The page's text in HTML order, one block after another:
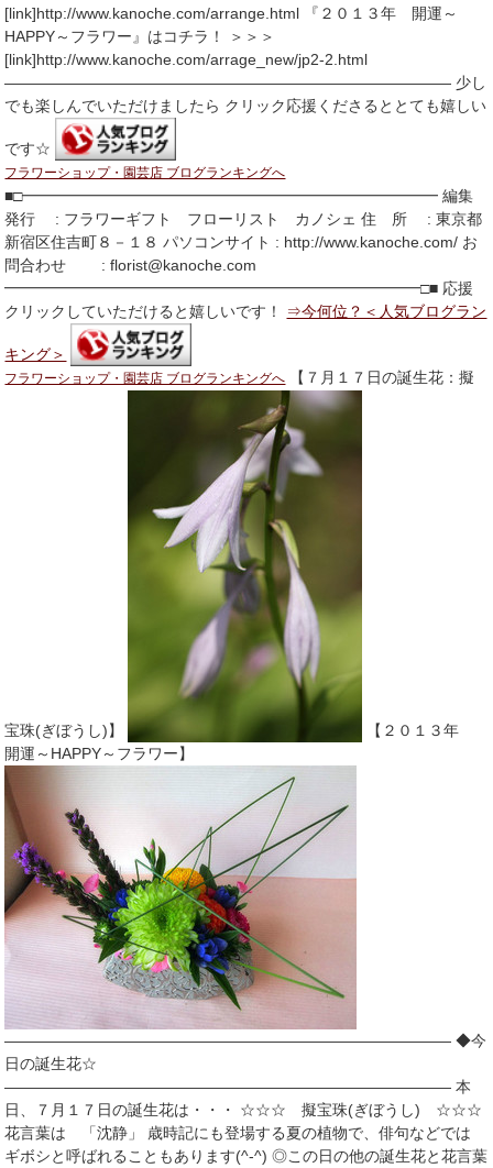
[link]http://www.kanoche.com/arrange.html 『２０１３年 開運～
HAPPY～フラワー』はコチラ！ ＞＞＞
[link]http://www.kanoche.com/arrage_new/jp2-2.html
――――――――――――――――――――――――――――― 少し
でも楽しんでいただけましたら クリック応援くださるととても嬉しい
です☆
フラワーショップ・園芸店 ブログランキングへ
■□━━━━━━━━━━━━━━━━━━━━━━━━━━━ 編集
発行 : フラワーギフト フローリスト カノシェ 住 所 : 東京都
新宿区住吉町８－１８ パソコンサイト : http://www.kanoche.com/ お
問合わせ : florist@kanoche.com
━━━━━━━━━━━━━━━━━━━━━━━━━━━□■ 応援
クリックしていただけると嬉しいです！ ⇒今何位？＜人気ブログラン
キング＞
フラワーショップ・園芸店 ブログランキングへ 【７月１７日の誕生花：擬
宝珠(ぎぼうし)】
【２０１３年
開運～HAPPY～フラワー】
――――――――――――――――――――――――――――― ◆今
日の誕生花☆
――――――――――――――――――――――――――――― 本
日、７月１７日の誕生花は・・・ ☆☆☆ 擬宝珠(ぎぼうし) ☆☆☆
花言葉は 「沈静」 歳時記にも登場する夏の植物で、俳句などでは
ギボシと呼ばれることもあります(^-^) ◎この日の他の誕生花と花言葉